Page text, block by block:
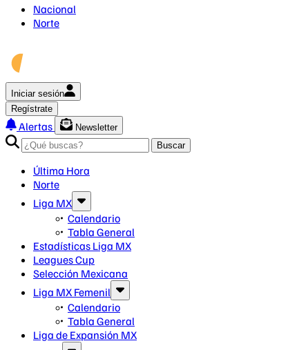
Nacional
Norte
Iniciar sesión
Regístrate
Alertas
Newsletter
Buscar
Última Hora
Norte
Liga MX
Calendario
Tabla General
Estadísticas Liga MX
Leagues Cup
Selección Mexicana
Liga MX Femenil
Calendario
Tabla General
Liga de Expansión MX